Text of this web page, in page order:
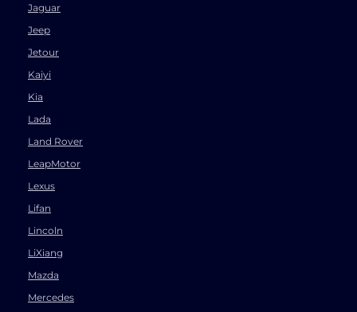
Jaguar
Jeep
Jetour
Kaiyi
Kia
Lada
Land Rover
LeapMotor
Lexus
Lifan
Lincoln
LiXiang
Mazda
Mercedes